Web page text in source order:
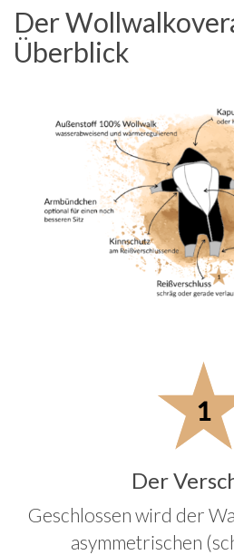
Der
Überblick
Der
Geschlossen wird der
asymmetrischen